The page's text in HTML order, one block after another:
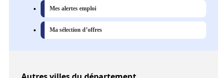
Mes alertes emploi
Ma sélection d’offres